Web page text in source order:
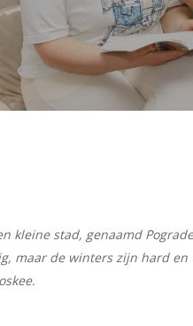
kleine stad, genaamd
maar de winters zijn hard